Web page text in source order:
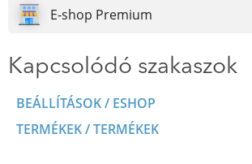
E-shop Premium
Kapcsolódó szakaszok
BEÁLLÍTÁSOK / ESHOP
TERMÉKEK / TERMÉKEK